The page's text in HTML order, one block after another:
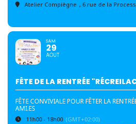
Atelier Compiègne , 6 rue de la
SAM
29
AOUT
FÊTE DE LA RENTRÉE
FÊTE CONVIVIALE POUR FÊTER LA
AMI.ES
11h00 - 18h00 (GMT+02:00)